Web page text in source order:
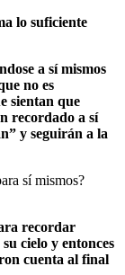
lo suficiente
a sí mismos
no es
sientan que
recordado a sí
y seguirán a la
sí mismos?
recordar
cielo y entonces
cuenta al final